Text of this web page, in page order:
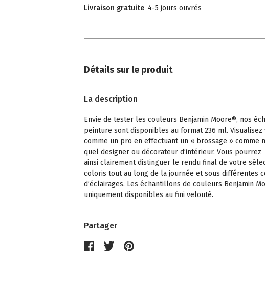
Livraison gratuite 4-5 jours ouvrés
Détails sur le produit
La description
Envie de tester les couleurs Benjamin Moore®, nos
peinture sont disponibles au format 236 ml. Visualisez
comme un pro en effectuant un « brossage » comme
quel designer ou décorateur d’intérieur. Vous pourrez
ainsi clairement distinguer le rendu final de votre
coloris tout au long de la journée et sous différentes
d’éclairages. Les échantillons de couleurs Benjamin
uniquement disponibles au fini velouté.
Partager